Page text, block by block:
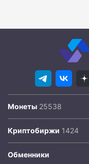
Монеты
Криптобиржи
Обменники